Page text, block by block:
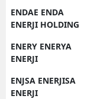
ENDAE ENDA
ENERJI HOLDING
ENERY ENERYA
ENERJI
ENJSA ENERJISA
ENERJI